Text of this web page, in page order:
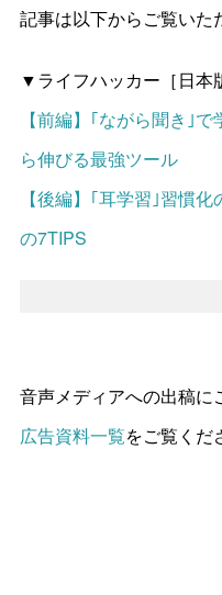
記事は以下からご覧いた
▼ライフハッカー［日本
【前編】｢ながら聞き｣
ら伸びる最強ツール
【後編】｢耳学習｣習慣
の7TIPS
音声メディアへの出稿に
広告資料一覧をご覧くだ